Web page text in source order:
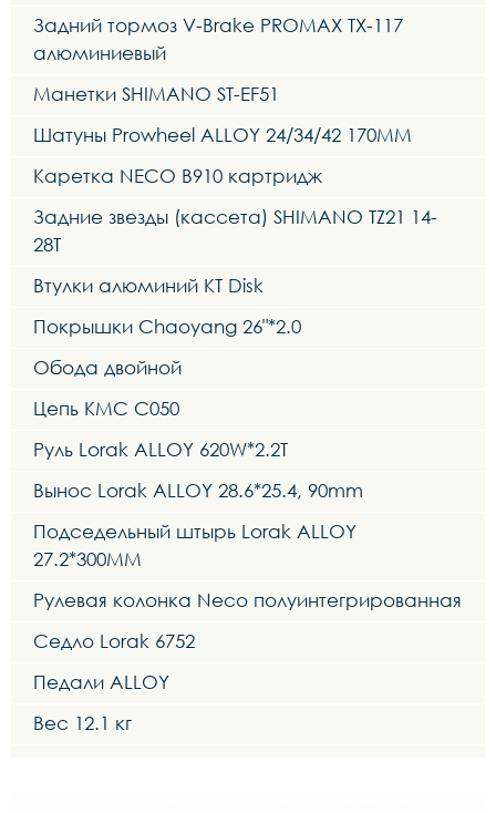
Задний тормоз V-Brake PROMAX TX-117
алюминиевый
Манетки SHIMANO ST-EF51
Шатуны Prowheel ALLOY 24/34/42 170MM
Каретка NECO B910 картридж
Задние звезды (кассета) SHIMANO TZ21 14-
28T
Втулки алюминий KT Disk
Покрышки Chaoyang 26"*2.0
Обода двойной
Цепь KMC C050
Руль Lorak ALLOY 620W*2.2T
Вынос Lorak ALLOY 28.6*25.4, 90mm
Подседельный штырь Lorak ALLOY
27.2*300MM
Рулевая колонка Neco полуинтегрированная
Седло Lorak 6752
Педали ALLOY
Вес 12.1 кг